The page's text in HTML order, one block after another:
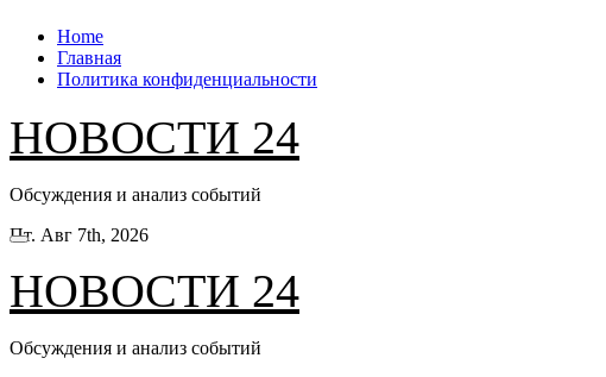
Перейти
содержанию
Home
Главная
Политика конфиденциальности
НОВОСТИ 24
Обсуждения и анализ событий
Пт. Авг 7th, 2026
НОВОСТИ 24
Обсуждения и анализ событий